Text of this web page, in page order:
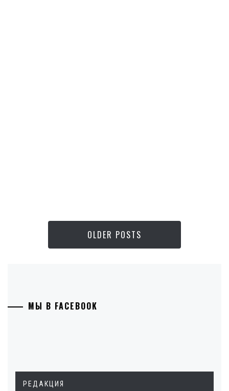
OLDER POSTS
МЫ В FACEBOOK
РЕДАКЦИЯ